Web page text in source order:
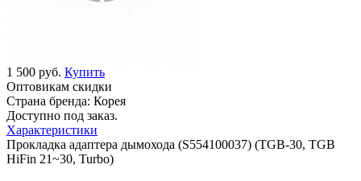
1 500 руб. Купить
Оптовикам скидки
Страна бренда: Корея
Доступно под заказ.
Характеристики
Прокладка адаптера дымохода (S554100037) (TGB-30, TGB
HiFin 21~30, Turbo)